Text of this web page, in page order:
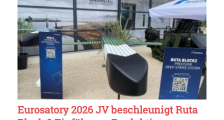
Eurosatory 2026 JV beschleunigt Ruta